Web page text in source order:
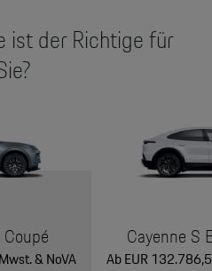
Sound
klingen.
ist der Richtige für
& NoVA
Cayenne S
Ab EUR